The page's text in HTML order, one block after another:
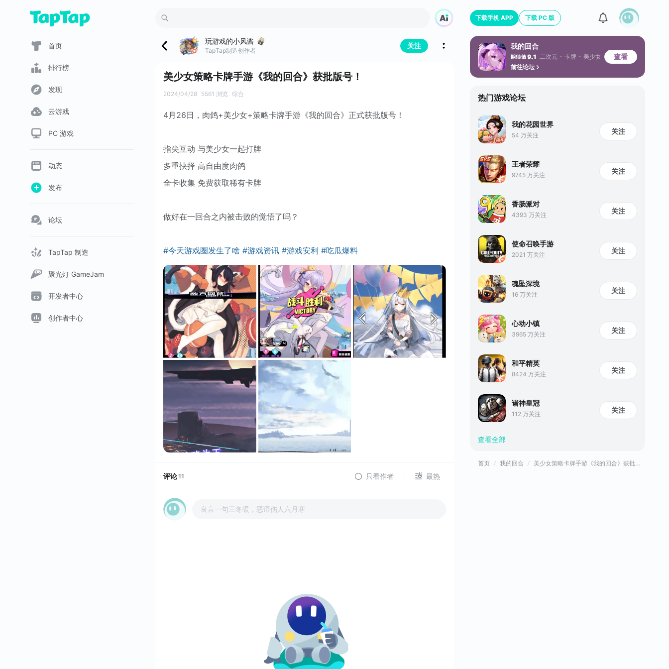
首页
排行榜
发现
云游戏
PC 游戏
动态
发布
论坛
TapTap 制造
聚光灯 GameJam
开发者中心
创作者中心
玩游戏的小风酱
TapTap制造创作者
关注
美少女策略卡牌手游《我的回合》获批版号！
2024/04/28 5561 浏览 综合
4月26日，肉鸽+美少女+策略卡牌手游《我的回合》正式获批版号！
指尖互动 与美少女一起打牌
多重抉择 高自由度肉鸽
全卡收集 免费获取稀有卡牌
做好在一回合之内被击败的觉悟了吗？
#今天游戏圈发生了啥 #游戏资讯 #游戏安利 #吃瓜爆料
评论11 只看作者 最热
良言一句三冬暖，恶语伤人六月寒
下载手机 APP 下载 PC 版
我的回合
9.1 二次元 卡牌
美少女
前往论坛
查看
热门游戏论坛
我的花园世界
54 万关注 关注
王者荣耀
9745 万关注 关注
香肠派对
4393 万关注 关注
使命召唤手游
2021 万关注 关注
魂坠深境
16 万关注 关注
心动小镇
3965 万关注 关注
和平精英
8424 万关注 关注
诸神皇冠
112 万关注 关注
查看全部
首页 我的回合 美少女策略卡牌手游《我的回合》获批版号！